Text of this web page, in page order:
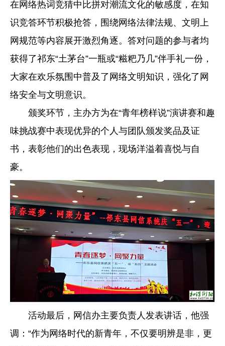
在网络热词竞猜中比拼对潮流文化的敏感度，在知
识竞答环节积极抢答，围绕网络法律法规、文明上
网规范等内容展开激烈角逐。答对问题的参与者均
获得了祁东“土茅台”一瓶或“糍粑乃几”伴手礼一份，
大家在欢乐氛围中普及了网络文明知识，强化了网
络安全与文明意识。
颁奖环节，主办方为在“青年榜样说”演讲赛和趣
味挑战赛中表现优异的个人与团队颁发奖品及证
书，表彰他们的出色表现，现场洋溢着喜悦与自
豪。
活动最后，网信办主要负责人发表讲话，他强
调：“作为网络时代的新青年，不仅要明辨是非，更